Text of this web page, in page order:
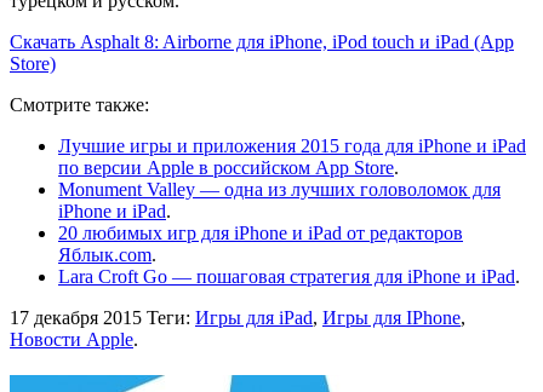
Скачать Asphalt 8: Airborne для iPhone, iPod touch и iPad (App
Store)
Смотрите также:
Лучшие игры и приложения 2015 года для iPhone и iPad
по версии Apple в российском App Store.
Monument Valley — одна из лучших головоломок для
iPhone и iPad.
20 любимых игр для iPhone и iPad от редакторов
Яблык.com.
Lara Croft Go — пошаговая стратегия для iPhone и iPad.
17 декабря 2015 Теги: Игры для iPad, Игры для IPhone,
Новости Apple.